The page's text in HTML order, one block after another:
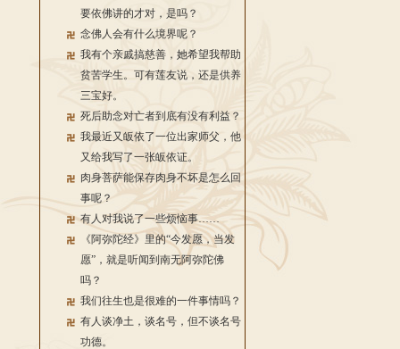
要依佛讲的才对，是吗？
念佛人会有什么境界呢？
我有个亲戚搞慈善，她希望我帮助
贫苦学生。可有莲友说，还是供养
三宝好。
死后助念对亡者到底有没有利益？
我最近又皈依了一位出家师父，他
又给我写了一张皈依证。
肉身菩萨能保存肉身不坏是怎么回
事呢？
有人对我说了一些烦恼事……
《阿弥陀经》里的“今发愿，当发
愿”，就是听闻到南无阿弥陀佛
吗？
我们往生也是很难的一件事情吗？
有人谈净土，谈名号，但不谈名号
功德。